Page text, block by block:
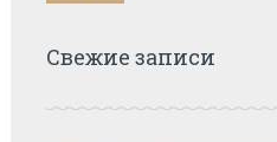
Свежие записи